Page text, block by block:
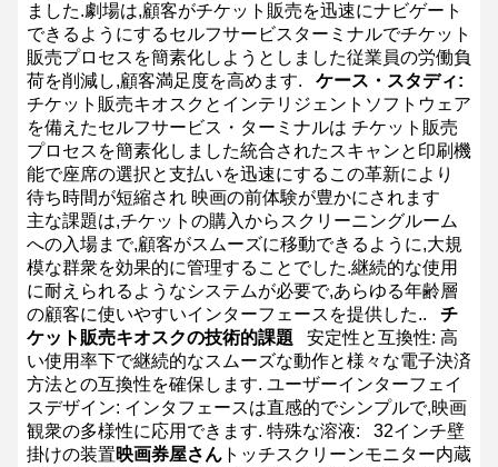
ました.劇場は,顧客がチケット販売を迅速にナビゲート
できるようにするセルフサービスターミナルでチケット
販売プロセスを簡素化しようとしました従業員の労働負
荷を削減し,顧客満足度を高めます.
ケース・スタディ:
チケット販売キオスクとインテリジェントソフトウェア
を備えたセルフサービス・ターミナルは チケット販売
プロセスを簡素化しました統合されたスキャンと印刷機
能で座席の選択と支払いを迅速にするこの革新により
待ち時間が短縮され 映画の前体験が豊かにされます
主な課題は,チケットの購入からスクリーニングルーム
への入場まで,顧客がスムーズに移動できるように,大規
模な群衆を効果的に管理することでした.継続的な使用
に耐えられるようなシステムが必要で,あらゆる年齢層
の顧客に使いやすいインターフェースを提供した..
チ
ケット販売キオスクの技術的課題
安定性と互換性: 高
い使用率下で継続的なスムーズな動作と様々な電子決済
方法との互換性を確保します. ユーザーインターフェイ
スデザイン: インタフェースは直感的でシンプルで,映画
観衆の多様性に応用できます. 特殊な溶液:
32インチ壁
掛けの装置映画券屋さん トッチスクリーンモニター内蔵